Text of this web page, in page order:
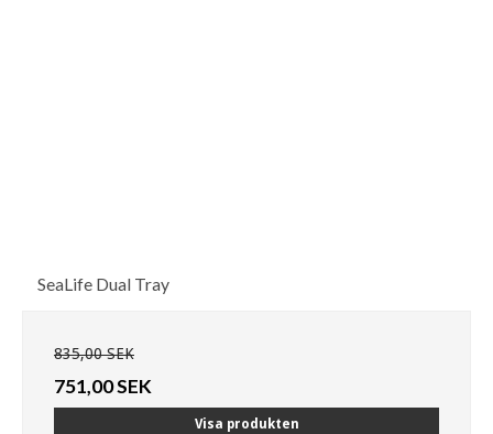
SeaLife Dual Tray
835,00 SEK
751,00 SEK
Visa produkten